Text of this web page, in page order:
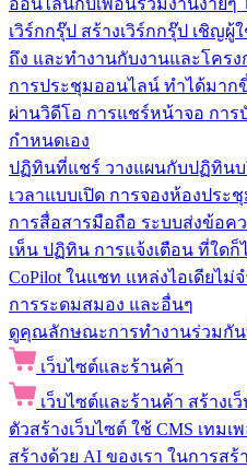
ออนไลน์กับเพื่อนร่วมงานง่ายๆ
เวิร์กกรุ๊ป สร้างเวิร์กกรุ๊ป เชิญผู้
ถึง และทำงานกับงานและโครง
การประชุมออนไลน์ ทำได้มาก
ผ่านวิดีโอ การแชร์หน้าจอ กา
กำหนดเอง
ปฏิทินที่แชร์ วางแผนกับปฏิทิน
เวลาแบบเปิด การจองห้องปร
การสื่อสารมือถือ ระบบส่งข้อค
เห็น ปฏิทิน การแจ้งเตือน ที่ใดก็
CoPilot ในแชท แหล่งไอเดียไม่
การระดมสมอง และอื่นๆ
ดูคุณลักษณะการทำงานร่วมกั
เว็บไซต์และร้านค้า
เว็บไซต์และร้านค้า สร้างเ
ตัวสร้างเว็บไซต์ ใช้ CMS เทม
สร้างด้วย AI ของเรา ในการสร้